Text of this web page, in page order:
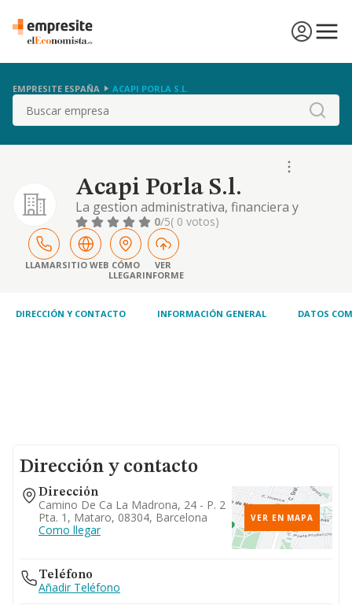
EMPRESITE ESPAÑA ACAPI PORLA S.L.
Buscar
Acapi Porla S.l.
La gestion administrativa, financiera y
comercial de las empresas en las que sea o
no participe la sociedad. los servicios de
consultoria y asesoramiento economico,
financiero y tecnologico, etc
0/5( 0 votos)
LLAMARSITIO WEB CÓMO
LLEGAR
VER
INFORME
DIRECCIÓN Y CONTACTO INFORMACIÓN GENERAL DATOS
Dirección y contacto
Dirección
Camino De Ca La Madrona, 24 - P. 2
Pta. 1, Mataro, 08304, Barcelona
Como llegar
VER EN MAPA
Teléfono
Añadir Teléfono